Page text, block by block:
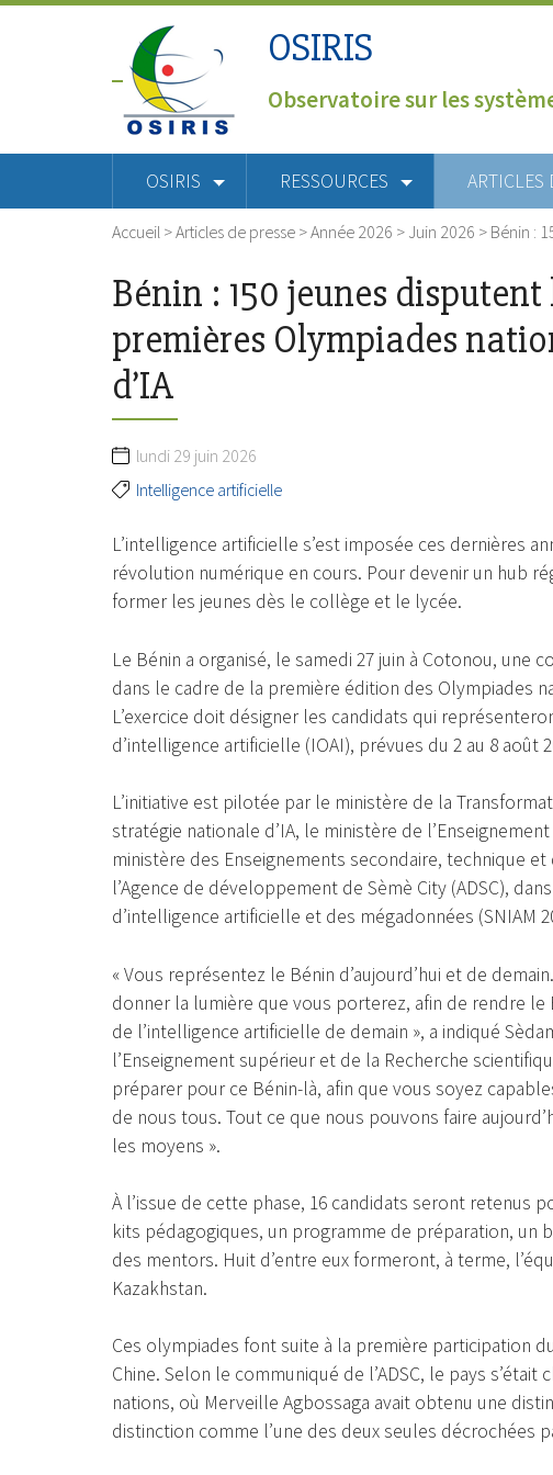
OSIRIS
Observatoire sur les
OSIRIS RESSOURCES ARTICLES
Accueil >Articles de presse >Année 2026 > Juin 2026 > Bénin :
Bénin : 150 jeunes disputent
premières Olympiades
d’IA
lundi 29 juin 2026
Intelligence artificielle
L’intelligence artificielle s’est imposée ces dernières
révolution numérique en cours. Pour devenir un hub
former les jeunes dès le collège et le lycée.
Le Bénin a organisé, le samedi 27 juin à Cotonou, une
dans le cadre de la première édition des Olympiades
L’exercice doit désigner les candidats qui
d’intelligence artificielle (IOAI), prévues du 2 au 8 août
L’initiative est pilotée par le ministère de la
stratégie nationale d’IA, le ministère de
ministère des Enseignements secondaire, technique
l’Agence de développement de Sèmè City (ADSC),
d’intelligence artificielle et des mégadonnées (SNIAM
« Vous représentez le Bénin d’aujourd’hui et de
donner la lumière que vous porterez, afin de rendre
de l’intelligence artificielle de demain », a indiqué
l’Enseignement supérieur et de la Recherche
préparer pour ce Bénin-là, afin que vous soyez
de nous tous. Tout ce que nous pouvons faire
les moyens ».
À l’issue de cette phase, 16 candidats seront retenus
kits pédagogiques, un programme de préparation, un
des mentors. Huit d’entre eux formeront, à terme,
Kazakhstan.
Ces olympiades font suite à la première participation
Chine. Selon le communiqué de l’ADSC, le pays
nations, où Merveille Agbossaga avait obtenu une
distinction comme l’une des deux seules décrochées